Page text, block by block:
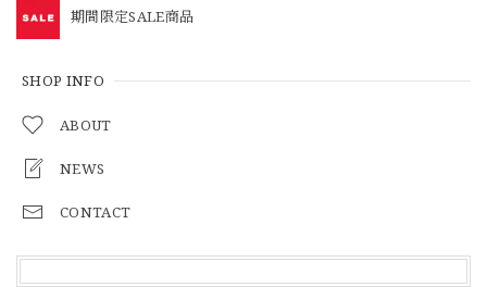
期間限定SALE商品
SHOP INFO
ABOUT
NEWS
CONTACT